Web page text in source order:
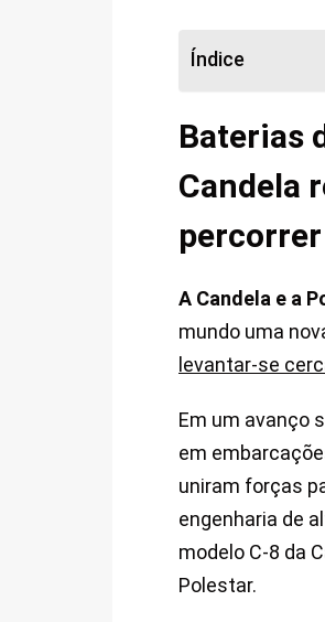
Índice
Baterias
Candela
A Candela e a
mundo uma
levantar-se
Em um avanço
em
uniram forças
engenharia de
modelo C-8 da
Polestar.